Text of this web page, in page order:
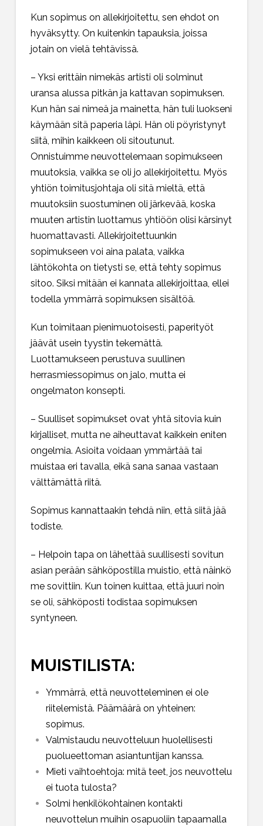
Kun sopimus on allekirjoitettu, sen ehdot on
hyväksytty. On kuitenkin tapauksia, joissa
jotain on vielä tehtävissä.
– Yksi erittäin nimekäs artisti oli solminut
uransa alussa pitkän ja kattavan sopimuksen.
Kun hän sai nimeä ja mainetta, hän tuli luokseni
käymään sitä paperia läpi. Hän oli pöyristynyt
siitä, mihin kaikkeen oli sitoutunut.
Onnistuimme neuvottelemaan sopimukseen
muutoksia, vaikka se oli jo allekirjoitettu. Myös
yhtiön toimitusjohtaja oli sitä mieltä, että
muutoksiin suostuminen oli järkevää, koska
muuten artistin luottamus yhtiöön olisi kärsinyt
huomattavasti. Allekirjoitettuunkin
sopimukseen voi aina palata, vaikka
lähtökohta on tietysti se, että tehty sopimus
sitoo. Siksi mitään ei kannata allekirjoittaa, ellei
todella ymmärrä sopimuksen sisältöä.
Kun toimitaan pienimuotoisesti, paperityöt
jäävät usein tyystin tekemättä.
Luottamukseen perustuva suullinen
herrasmiessopimus on jalo, mutta ei
ongelmaton konsepti.
– Suulliset sopimukset ovat yhtä sitovia kuin
kirjalliset, mutta ne aiheuttavat kaikkein eniten
ongelmia. Asioita voidaan ymmärtää tai
muistaa eri tavalla, eikä sana sanaa vastaan
välttämättä riitä.
Sopimus kannattaakin tehdä niin, että siitä jää
todiste.
– Helpoin tapa on lähettää suullisesti sovitun
asian perään sähköpostilla muistio, että näinkö
me sovittiin. Kun toinen kuittaa, että juuri noin
se oli, sähköposti todistaa sopimuksen
syntyneen.
MUISTILISTA:
Ymmärrä, että neuvotteleminen ei ole
riitelemistä. Päämäärä on yhteinen:
sopimus.
Valmistaudu neuvotteluun huolellisesti
puolueettoman asiantuntijan kanssa.
Mieti vaihtoehtoja: mitä teet, jos neuvottelu
ei tuota tulosta?
Solmi henkilökohtainen kontakti
neuvottelun muihin osapuoliin tapaamalla